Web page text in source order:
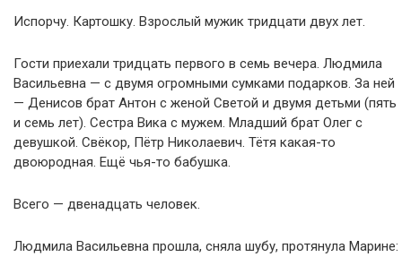
Испорчу. Картошку. Взрослый мужик тридцати двух лет.
Гости приехали тридцать первого в семь вечера. Людмила
Васильевна — с двумя огромными сумками подарков. За ней
— Денисов брат Антон с женой Светой и двумя детьми (пять
и семь лет). Сестра Вика с мужем. Младший брат Олег с
девушкой. Свёкор, Пётр Николаевич. Тётя какая-то
двоюродная. Ещё чья-то бабушка.
Всего — двенадцать человек.
Людмила Васильевна прошла, сняла шубу, протянула Марине: